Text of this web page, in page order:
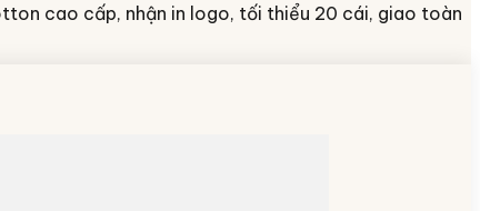
cao cấp, nhận in logo, tối thiểu 20 cái, giao toàn